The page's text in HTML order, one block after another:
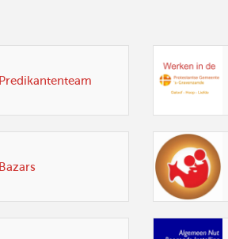
Predikantenteam
Bazars